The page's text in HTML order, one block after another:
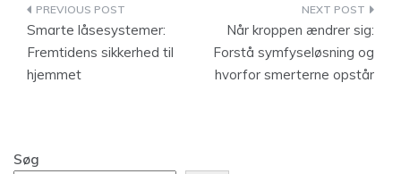
Indlægsnavigation
Smarte låsesystemer:
Fremtidens sikkerhed til
hjemmet
Når kroppen ændrer sig:
Forstå symfyseløsning og
hvorfor smerterne opstår
Søg